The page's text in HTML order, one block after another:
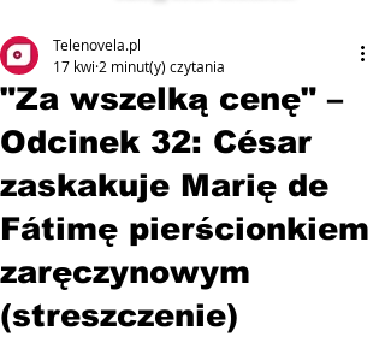
"Za wszelką cenę" –
Odcinek 32: César
zaskakuje Marię de
Fátimę pierścionkiem
zaręczynowym
(streszczenie)
Telenovela.pl
17 kwi 2 minut(y) czytania